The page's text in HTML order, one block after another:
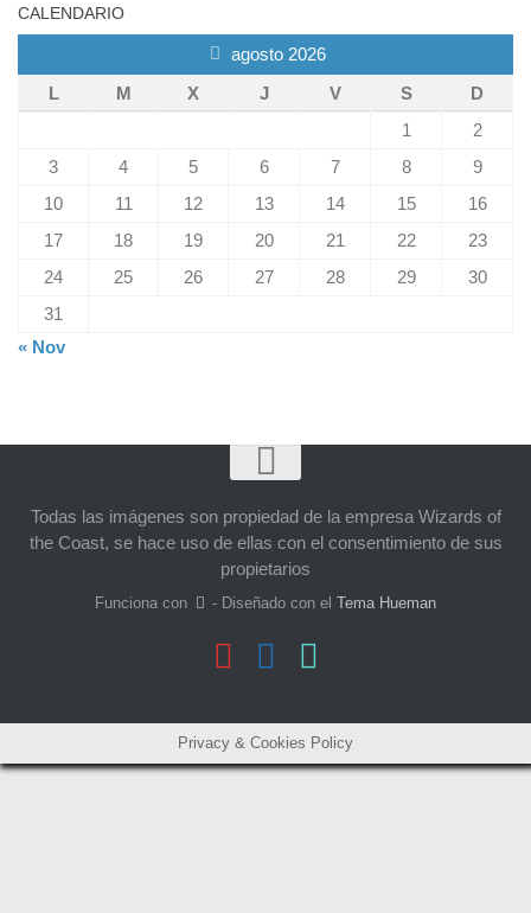
CALENDARIO
agosto 2026
L
M X J V S
D
1
2
3
4 5 6 7 8
9
10
11 12 13 14 15
16
17
18 19 20 21 22
23
24
25 26 27 28 29
30
31
« Nov
Todas las imágenes son propiedad de la empresa Wizards of
the Coast, se hace uso de ellas con el consentimiento de sus
propietarios
Funciona con - Diseñado con elTema Hueman
Privacy & Cookies Policy